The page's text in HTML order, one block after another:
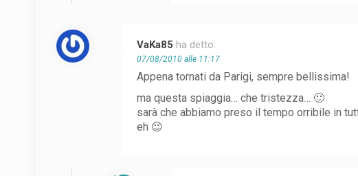
VaKa85 ha detto:
07/08/2010 alle 11:17
Appena tornati da Parigi, sempre bellissima!
ma questa spiaggia… che tristezza… 🙂
sarà che abbiamo preso il tempo orribile in
eh 😉